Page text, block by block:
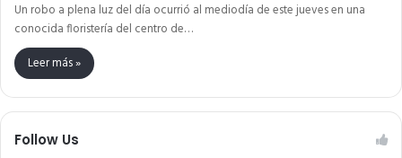
Un robo a plena luz del día ocurrió al mediodía de este jueves en una
conocida floristería del centro de…
Leer más »
Follow Us